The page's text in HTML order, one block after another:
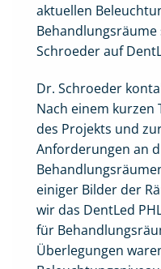
aktuellen
Schroeder auf
Dr. Schroeder
Nach einem kurzen
des Projekts und
Anforderungen an
einiger Bilder der
wir das DentLed
für
Überlegungen